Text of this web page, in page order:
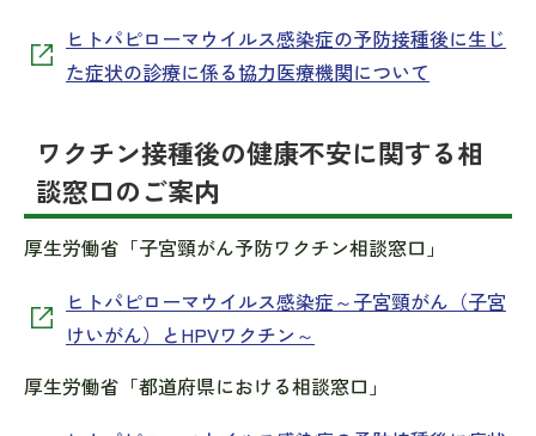
ヒトパピローマウイルス感染症の予防接種後に生じ
た症状の診療に係る協力医療機関について
ワクチン接種後の健康不安に関する相
談窓口のご案内
厚生労働省「子宮頸がん予防ワクチン相談窓口」
ヒトパピローマウイルス感染症～子宮頸がん（子宮
けいがん）とHPVワクチン～
厚生労働省「都道府県における相談窓口」